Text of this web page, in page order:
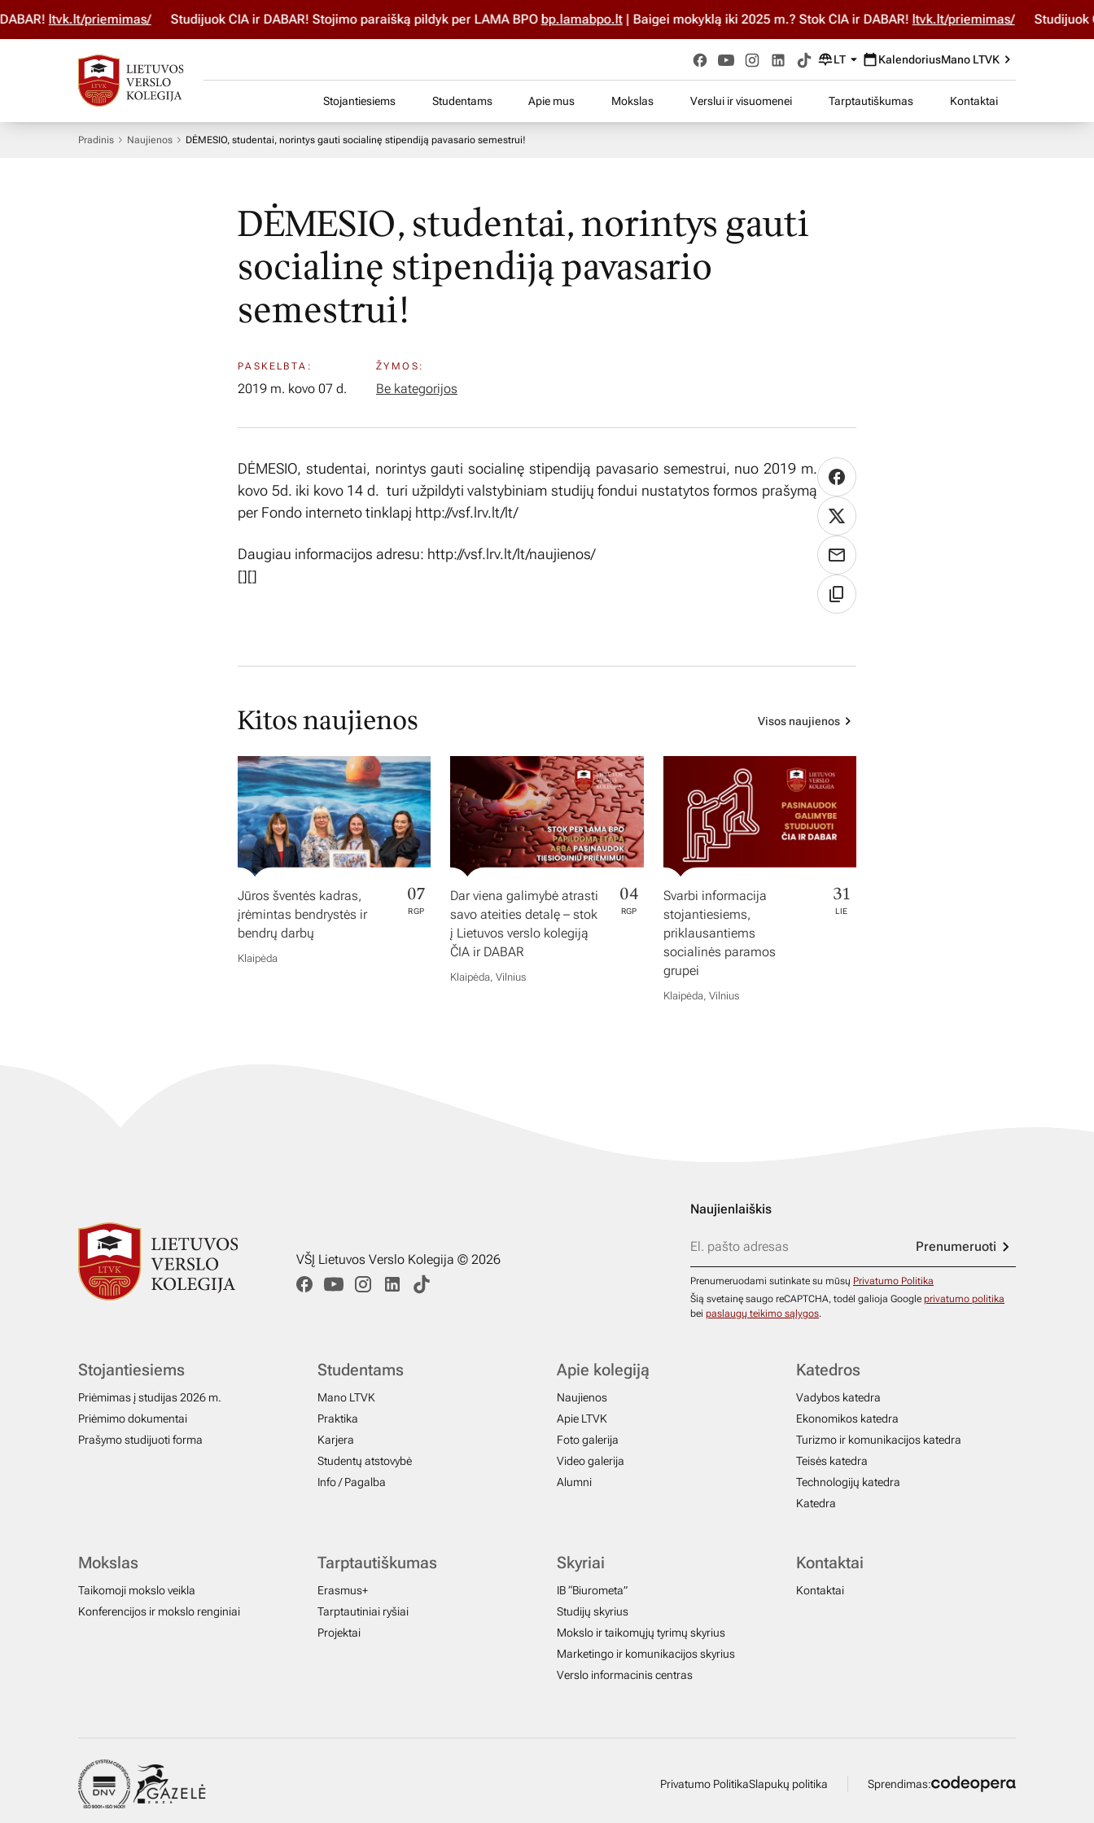
ltvk.lt/priemimas/ Studijuok ČIA ir DABAR! Stojimo paraišką pildyk per LAMA BPObp.lamabpo.lt| Baigei mokyklą iki 2025 m.? Stok ČIA ir DABAR!ltvk.lt/priemimas/ Studijuok
LT KalendoriusMano LTVK
Stojantiesiems Studentams Apie mus Mokslas Verslui ir visuomenei Tarptautiškumas Kontaktai
Pradinis Naujienos DĖMESIO, studentai, norintys gauti socialinę stipendiją pavasario semestrui!
DĖMESIO, studentai, norintys gauti
socialinę stipendiją pavasario
semestrui!
PASKELBTA:
2019 m. kovo 07 d.
ŽYMOS:
Be kategorijos
DĖMESIO, studentai, norintys gauti socialinę stipendiją pavasario semestrui, nuo 2019 m.
kovo 5d. iki kovo 14 d. turi užpildyti valstybiniam studijų fondui nustatytos formos prašymą
per Fondo interneto tinklapį http://vsf.lrv.lt/lt/
Daugiau informacijos adresu: http://vsf.lrv.lt/lt/naujienos/
[][]
Kitos naujienos Visos naujienos
Jūros šventės kadras,
įrėmintas bendrystės ir
bendrų darbų
07
RGP
Klaipėda
Dar viena galimybė atrasti
savo ateities detalę – stok
į Lietuvos verslo kolegiją
ČIA ir DABAR
04
RGP
Klaipėda, Vilnius
Svarbi informacija
stojantiesiems,
priklausantiems
socialinės paramos
grupei
31
LIE
Klaipėda, Vilnius
VŠĮ Lietuvos Verslo Kolegija © 2026
Naujienlaiškis
Prenumeruoti
Prenumeruodami sutinkate su mūsų Privatumo Politika
Šią svetainę saugo reCAPTCHA, todėl galioja Google privatumo politika
bei paslaugų teikimo sąlygos.
Stojantiesiems
Priėmimas į studijas 2026 m.
Priėmimo dokumentai
Prašymo studijuoti forma
Studentams
Mano LTVK
Praktika
Karjera
Studentų atstovybė
Info / Pagalba
Apie kolegiją
Naujienos
Apie LTVK
Foto galerija
Video galerija
Alumni
Katedros
Vadybos katedra
Ekonomikos katedra
Turizmo ir komunikacijos katedra
Teisės katedra
Technologijų katedra
Katedra
Mokslas
Taikomoji mokslo veikla
Konferencijos ir mokslo renginiai
Tarptautiškumas
Erasmus+
Tarptautiniai ryšiai
Projektai
Skyriai
IB “Biurometa”
Studijų skyrius
Mokslo ir taikomųjų tyrimų skyrius
Marketingo ir komunikacijos skyrius
Verslo informacinis centras
Kontaktai
Kontaktai
Privatumo PolitikaSlapukų politika Sprendimas: